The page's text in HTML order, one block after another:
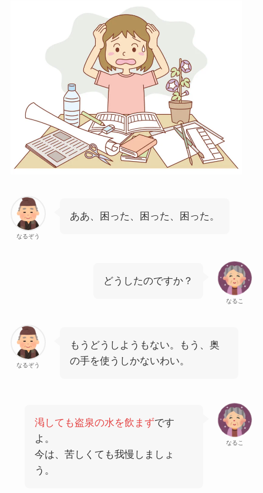
なるぞう
ああ、困った、困った、困った。
なるこ
どうしたのですか？
なるぞう
もうどうしようもない。もう、奥
の手を使うしかないわい。
なるこ
渇しても盗泉の水を飲まずです
よ。
今は、苦しくても我慢しましょ
う。